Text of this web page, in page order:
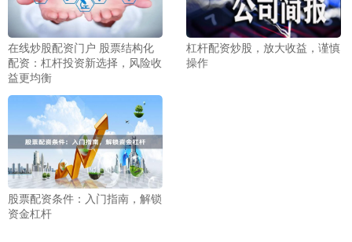
在线炒股配资门户 股票结构化
配资：杠杆投资新选择，风险收
益更均衡
杠杆配资炒股，放大收益，谨慎
操作
股票配资条件：入门指南，解锁
资金杠杆